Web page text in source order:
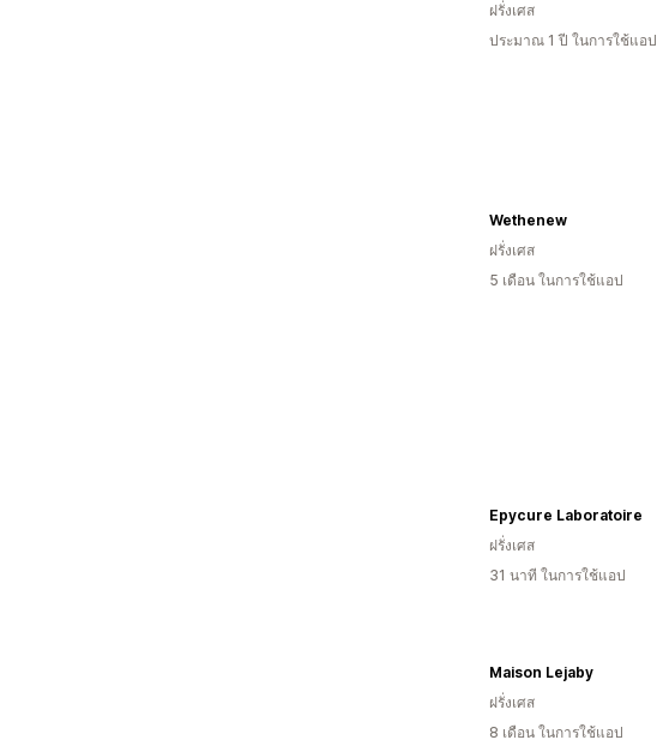
ฝรั่งเศส
ประมาณ 1 ปี ในการใช้แอป
Wethenew
ฝรั่งเศส
5 เดือน ในการใช้แอป
Epycure Laboratoire
ฝรั่งเศส
31 นาที ในการใช้แอป
Maison Lejaby
ฝรั่งเศส
8 เดือน ในการใช้แอป